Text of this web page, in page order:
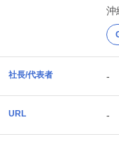
沖
社長/代表者 -
URL -